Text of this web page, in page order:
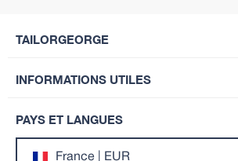
TAILORGEORGE
INFORMATIONS UTILES
PAYS ET LANGUES
France | EUR